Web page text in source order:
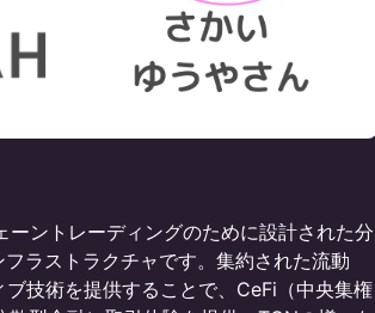
ーントレーディングのために設計された分
ラストラクチャです。集約された流動
技術を提供することで、CeFi（中央集権